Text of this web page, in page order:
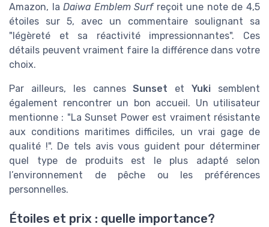
Amazon, laDaiwa Emblem Surfreçoit une note de 4,5
étoiles sur 5, avec un commentaire soulignant sa
"légèreté et sa réactivité impressionnantes". Ces
détails peuvent vraiment faire la différence dans votre
choix.
Par ailleurs, les cannesSunset etYuki semblent
également rencontrer un bon accueil. Un utilisateur
mentionne : "La Sunset Power est vraiment résistante
aux conditions maritimes difficiles, un vrai gage de
qualité !". De tels avis vous guident pour déterminer
quel type de produits est le plus adapté selon
l’environnement de pêche ou les préférences
personnelles.
Étoiles et prix : quelle importance?